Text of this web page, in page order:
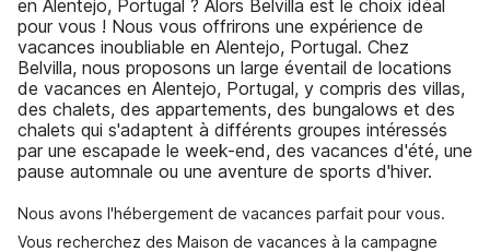
en Alentejo, Portugal ? Alors Belvilla est le choix idéal
pour vous ! Nous vous offrirons une expérience de
vacances inoubliable en Alentejo, Portugal. Chez
Belvilla, nous proposons un large éventail de locations
de vacances en Alentejo, Portugal, y compris des villas,
des chalets, des appartements, des bungalows et des
chalets qui s'adaptent à différents groupes intéressés
par une escapade le week-end, des vacances d'été, une
pause automnale ou une aventure de sports d'hiver.
Nous avons l'hébergement de vacances parfait pour vous.
Vous recherchez des Maison de vacances à la campagne